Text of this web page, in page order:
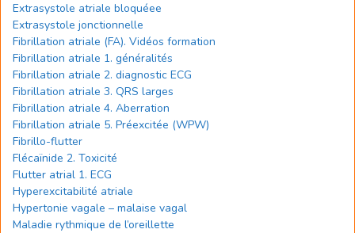
Extrasystole atriale bloquéee
Extrasystole jonctionnelle
Fibrillation atriale (FA). Vidéos formation
Fibrillation atriale 1. généralités
Fibrillation atriale 2. diagnostic ECG
Fibrillation atriale 3. QRS larges
Fibrillation atriale 4. Aberration
Fibrillation atriale 5. Préexcitée (WPW)
Fibrillo-flutter
Flécaïnide 2. Toxicité
Flutter atrial 1. ECG
Hyperexcitabilité atriale
Hypertonie vagale – malaise vagal
Maladie rythmique de l’oreillette